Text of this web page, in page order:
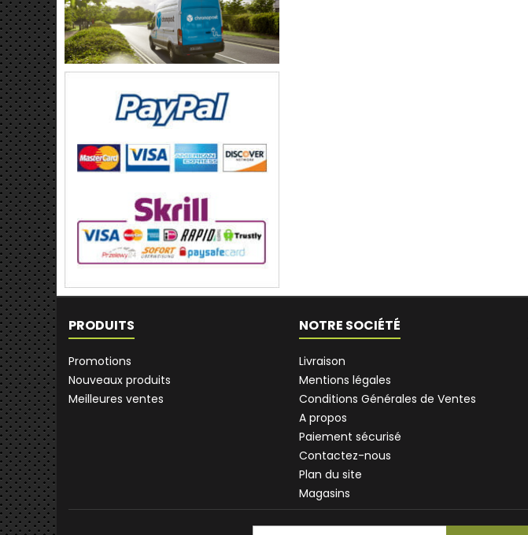
PRODUITS
Promotions
Nouveaux produits
Meilleures ventes
NOTRE SOCIÉTÉ
Livraison
Mentions légales
Conditions Générales de Ventes
A propos
Paiement sécurisé
Contactez-nous
Plan du site
Magasins